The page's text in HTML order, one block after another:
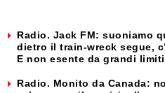
Radio. Jack FM: suoniamo
dietro il train-wreck segue,
E non esente da grandi limiti
Radio. Monito da Canada: